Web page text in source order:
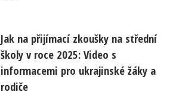
Jak na přijímací zkoušky na střední
školy v roce 2025: Video s
informacemi pro ukrajinské žáky a
rodiče